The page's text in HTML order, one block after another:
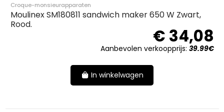
Croque-monsieurapparaten
Moulinex SM180811 sandwich maker 650 W Zwart,
Rood.
€ 34,08
Aanbevolen verkoopprijs: 39.99€
In winkelwagen